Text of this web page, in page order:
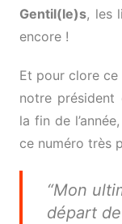
Gentil(le)s, les
encore !
Et pour clore ce
notre président
la fin de
ce numéro très
“Mon
départ